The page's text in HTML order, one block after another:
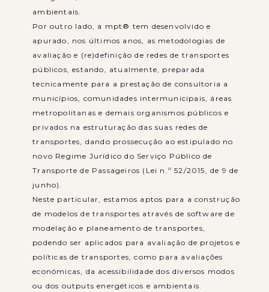
ambientais.
Por outro lado, a mpt® tem desenvolvido e
apurado, nos últimos anos, as metodologias de
avaliação e (re)definição de redes de transportes
públicos, estando, atualmente, preparada
tecnicamente para a prestação de consultoria a
municípios, comunidades intermunicipais, áreas
metropolitanas e demais organismos públicos e
privados na estruturação das suas redes de
transportes, dando prossecução ao estipulado no
novo Regime Jurídico do Serviço Público de
Transporte de Passageiros (Lei n.º 52/2015, de 9 de
junho).
Neste particular, estamos aptos para a construção
de modelos de transportes através de software de
modelação e planeamento de transportes,
podendo ser aplicados para avaliação de projetos e
políticas de transportes, como para avaliações
económicas, da acessibilidade dos diversos modos
ou dos outputs energéticos e ambientais.